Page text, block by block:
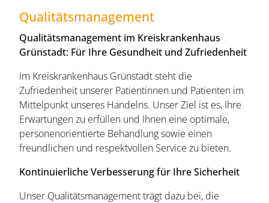
Qualitätsmanagement
Qualitätsmanagement im Kreiskrankenhaus
Grünstadt: Für Ihre Gesundheit und Zufriedenheit
Im Kreiskrankenhaus Grünstadt steht die
Zufriedenheit unserer Patientinnen und Patienten im
Mittelpunkt unseres Handelns. Unser Ziel ist es, Ihre
Erwartungen zu erfüllen und Ihnen eine optimale,
personenorientierte Behandlung sowie einen
freundlichen und respektvollen Service zu bieten.
Kontinuierliche Verbesserung für Ihre Sicherheit
Unser Qualitätsmanagement trägt dazu bei, die